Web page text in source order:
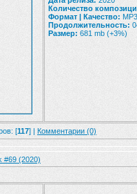
Количество
Формат | Качество:
Продолжительность:
Размер: 681 mb (+3%)
[117] | Комментарии (0)
#69 (2020)